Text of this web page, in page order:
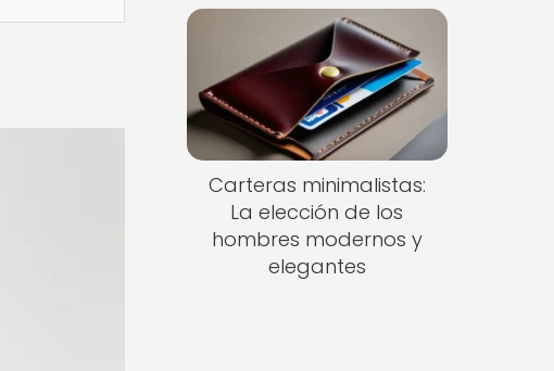
Carteras minimalistas:
La elección de los
hombres modernos y
elegantes